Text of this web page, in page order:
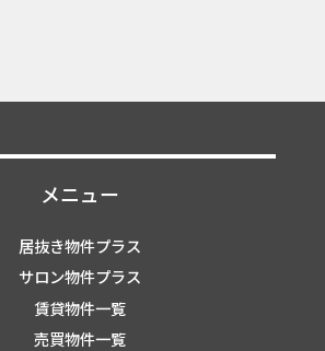
メニュー
居抜き物件プラス
サロン物件プラス
賃貸物件一覧
売買物件一覧